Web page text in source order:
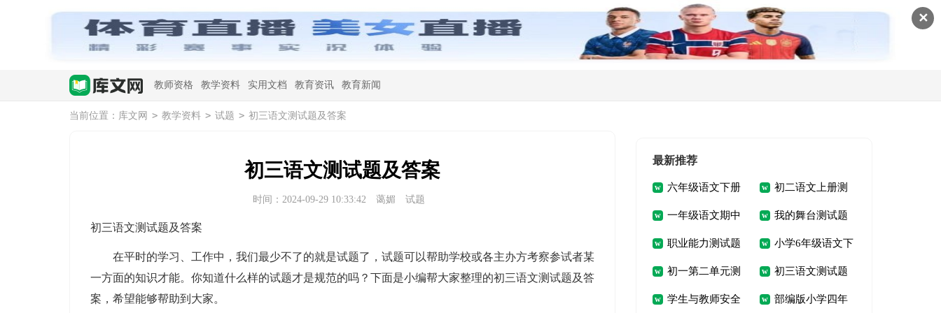
✕
教师资格 教学资料 实用文档 教育资讯 教育新闻
当前位置： 库文网 > 教学资料 > 试题 > 初三语文测试题及答案
初三语文测试题及答案
时间：2024-09-29 10:33:42 蔼媚 试题
初三语文测试题及答案
在平时的学习、工作中，我们最少不了的就是试题了，试题可以帮助学校或各主办方考察参试者某
一方面的知识才能。你知道什么样的试题才是规范的吗？下面是小编帮大家整理的初三语文测试题及答
案，希望能够帮助到大家。
最新推荐
六年级语文下册
期末测试卷
初二语文上册测
试题及答案
一年级语文期中
模拟考试题
我的舞台测试题
参考
职业能力测试题
及答案
小学6年级语文下
册第一单元测试题
初一第二单元测
试及答案
初三语文测试题
及答案
学生与教师安全 部编版小学四年